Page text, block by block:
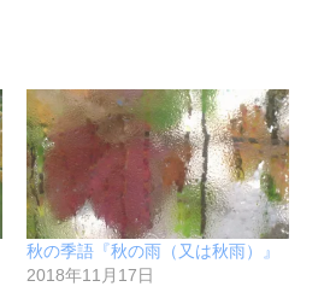
秋の季語『秋の雨（又は秋雨）』
2018年11月17日